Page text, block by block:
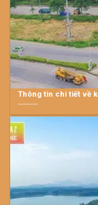
Thông tin chi tiết về